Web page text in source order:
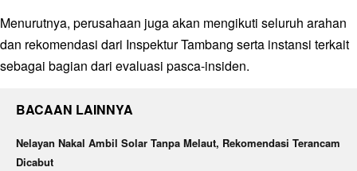
Menurutnya, perusahaan juga akan mengikuti seluruh arahan
dan rekomendasi dari Inspektur Tambang serta instansi terkait
sebagai bagian dari evaluasi pasca-insiden.
BACAAN LAINNYA
Nelayan Nakal Ambil Solar Tanpa Melaut, Rekomendasi Terancam
Dicabut